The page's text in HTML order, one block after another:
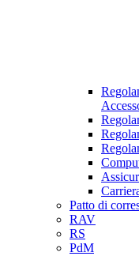
Patto di
RAV
RS
PdM